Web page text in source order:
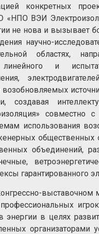
конкретных
«НПО ВЭИ
не нова и вызывает
научно-
областях,
линейного и
создавая
совместно
использования
объединений,
гарантированного
выставочном
в целях
организаторами